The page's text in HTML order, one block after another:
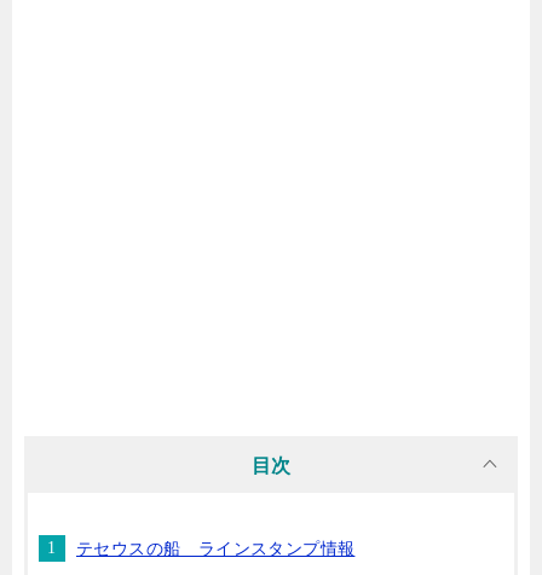
目次
テセウスの船 ラインスタンプ情報